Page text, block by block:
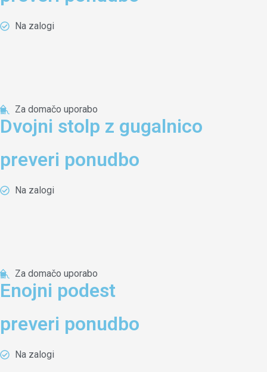
Na zalogi
Za domačo uporabo
Dvojni stolp z gugalnico
preveri ponudbo
Na zalogi
Za domačo uporabo
Enojni podest
preveri ponudbo
Na zalogi